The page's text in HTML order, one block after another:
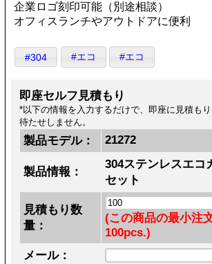
企業ロゴ刻印可能（別途相談）
オフィスランチやアウトドアに便利
#304 #エコ #エコ
即座セルフ見積もり
*以下の情報を入力するだけで、即座に見積も
待たせしません。
製品モデル： 21272
製品情報：
304ステンレスエコ
セット
見積もり数
量：
(この商品の最小注
100pcs.)
メール：